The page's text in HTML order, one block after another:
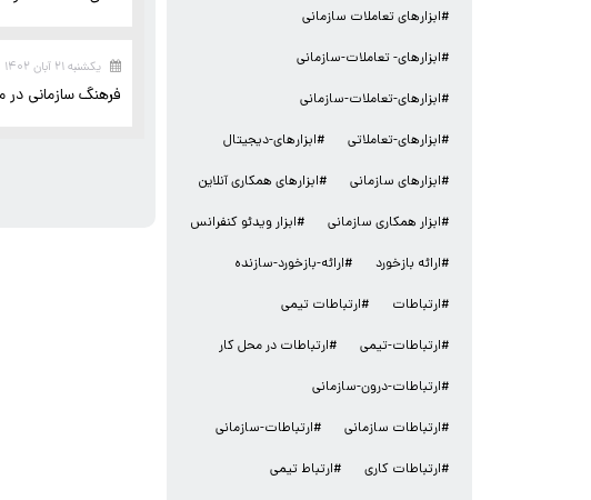
یکشنبه ۲۱ آبان ۱۴۰۲
فرهنگ سازمانی در
#ابزارهای تعاملات سازمانی
#ابزارهای- تعاملات-سازمانی
#ابزارهای-تعاملات-سازمانی
#ابزارهای-تعاملاتی #ابزارهای-دیجیتال
#ابزارهای سازمانی #ابزارهای همکاری آنلاین
#ابزار همکاری سازمانی #ابزار ویدئو کنفرانس
#ارائه بازخورد #ارائه-بازخورد-سازنده
#ارتباطات #ارتباطات تیمی
#ارتباطات-تیمی #ارتباطات در محل کار
#ارتباطات-درون-سازمانی
#ارتباطات سازمانی #ارتباطات-سازمانی
#ارتباطات کاری #ارتباط تیمی